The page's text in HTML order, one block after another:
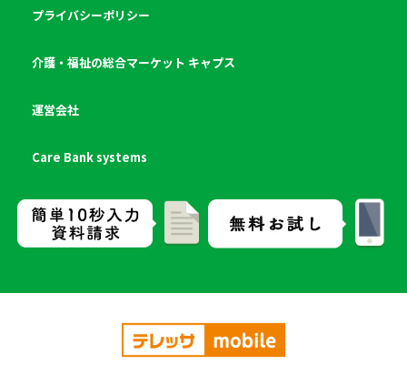
プライバシーポリシー
介護・福祉の総合マーケット キャプス
運営会社
Care Bank systems